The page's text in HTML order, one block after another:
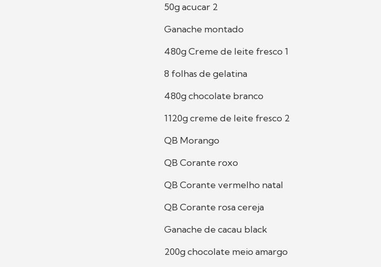
50g acucar 2
Ganache montado
480g Creme de leite fresco 1
8 folhas de gelatina
480g chocolate branco
1120g creme de leite fresco 2
QB Morango
QB Corante roxo
QB Corante vermelho natal
QB Corante rosa cereja
Ganache de cacau black
200g chocolate meio amargo